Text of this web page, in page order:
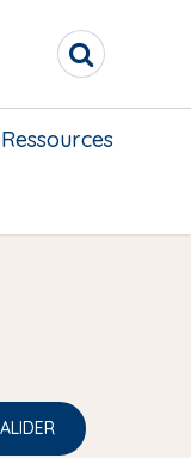
R
c
h
h
Ressources